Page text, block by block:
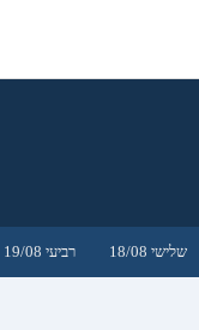
שלישי 18/08 רביעי 19/08